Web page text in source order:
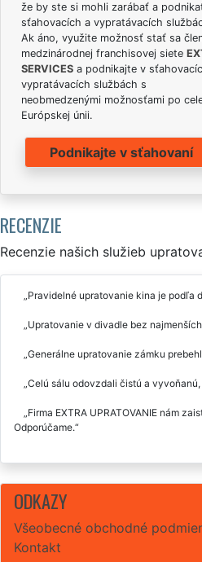
že by ste si mohli zarábať a
sťahovacích a vypratávacích
Ak áno, využite možnosť stať sa
medzinárodnej franchisovej siete
SERVICESa podnikajte v
vypratávacích službách s
neobmedzenými možnosťami po
Európskej únii.
Podnikajte v sťahovaní
RECENZIE
Recenzie našich služieb
Pravidelné upratovanie kina je podľa
Upratovanie v divadle bez
Generálne upratovanie zámku
Celú sálu odovzdali čistú a
Firma EXTRA UPRATOVANIE nám
Odporúčame.
ODKAZY
Všeobecné obchodné
Kontakt